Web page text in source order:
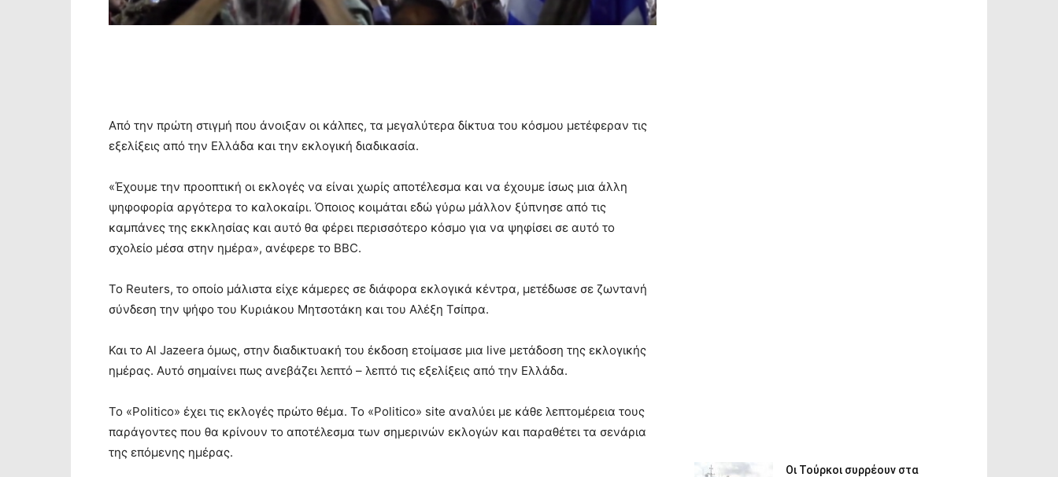
Από την πρώτη στιγμή που άνοιξαν οι κάλπες, τα μεγαλύτερα δίκτυα του κόσμου μετέφεραν τις
εξελίξεις από την Ελλάδα και την εκλογική διαδικασία.
«Έχουμε την προοπτική οι εκλογές να είναι χωρίς αποτέλεσμα και να έχουμε ίσως μια άλλη
ψηφοφορία αργότερα το καλοκαίρι. Όποιος κοιμάται εδώ γύρω μάλλον ξύπνησε από τις
καμπάνες της εκκλησίας και αυτό θα φέρει περισσότερο κόσμο για να ψηφίσει σε αυτό το
σχολείο μέσα στην ημέρα», ανέφερε το BBC.
Το Reuters, το οποίο μάλιστα είχε κάμερες σε διάφορα εκλογικά κέντρα, μετέδωσε σε ζωντανή
σύνδεση την ψήφο του Κυριάκου Μητσοτάκη και του Αλέξη Τσίπρα.
Και το Al Jazeera όμως, στην διαδικτυακή του έκδοση ετοίμασε μια live μετάδοση της εκλογικής
ημέρας. Αυτό σημαίνει πως ανεβάζει λεπτό – λεπτό τις εξελίξεις από την Ελλάδα.
Το «Politico» έχει τις εκλογές πρώτο θέμα. Το «Politico» site αναλύει με κάθε λεπτομέρεια τους
παράγοντες που θα κρίνουν το αποτέλεσμα των σημερινών εκλογών και παραθέτει τα σενάρια
της επόμενης ημέρας.
Οι Τούρκοι συρρέουν στα